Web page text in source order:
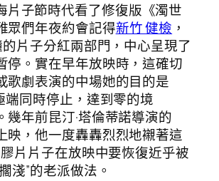
片子節時代看了修復版《濁世
眾們年夜約會記得新竹 健檢 ，
片子分紅兩部門，中心呈現了
停。實在早年放映時，這確切
歌劇表演的中場她的目的是
端同時停止，達到零的境
幾年前昆汀·塔倫蒂諾導演的
映，他一度轟轟烈烈地襯著這
片片子在放映中要恢復近乎被
淺”的老派做法。